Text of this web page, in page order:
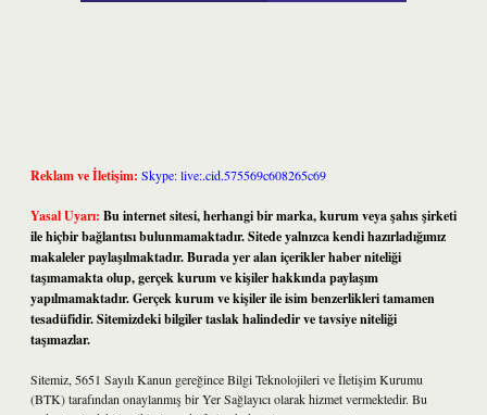
Reklam ve İletişim: Skype: live:.cid.575569c608265c69
Yasal Uyarı: Bu internet sitesi, herhangi bir marka, kurum veya şahıs şirketi
ile hiçbir bağlantısı bulunmamaktadır. Sitede yalnızca kendi hazırladığımız
makaleler paylaşılmaktadır. Burada yer alan içerikler haber niteliği
taşımamakta olup, gerçek kurum ve kişiler hakkında paylaşım
yapılmamaktadır. Gerçek kurum ve kişiler ile isim benzerlikleri tamamen
tesadüfidir. Sitemizdeki bilgiler taslak halindedir ve tavsiye niteliği
taşımazlar.
Sitemiz, 5651 Sayılı Kanun gereğince Bilgi Teknolojileri ve İletişim Kurumu
(BTK) tarafından onaylanmış bir Yer Sağlayıcı olarak hizmet vermektedir. Bu